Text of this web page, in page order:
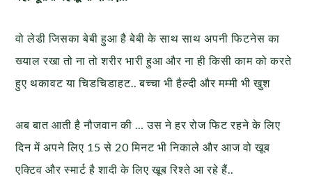
वो लेडी जिसका बेबी हुआ है बेबी के साथ साथ अपनी फिटनेस का
ख्याल रखा तो ना तो शरीर भारी हुआ और ना ही किसी काम को करते
हुए थकावट या चिडचिडाहट.. बच्चा भी हैल्दी और मम्मी भी खुश
अब बात आती है नौजवान की … उस ने हर रोज फिट रहने के लिए
दिन में अपने लिए 15 से 20 मिनट भी निकाले और आज वो खूब
एक्टिव और स्मार्ट है शादी के लिए खूब रिश्ते आ रहे हैं..